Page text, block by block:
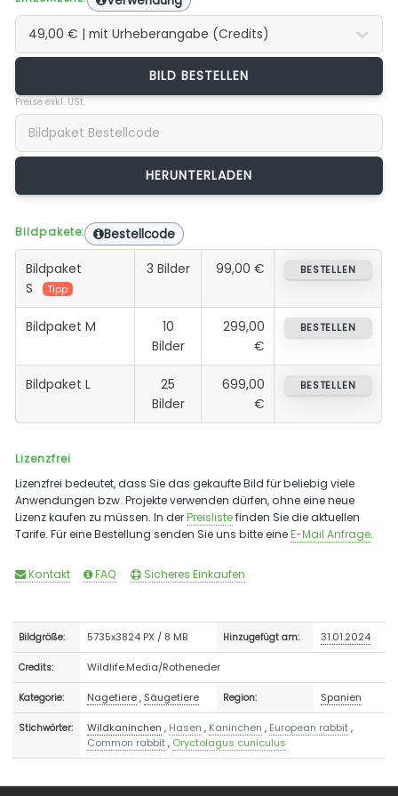
BILD BESTELLEN
Preise exkl. USt.
Bildpakete: Bestellcode
Bildpaket
S
Tipp
3 Bilder 99,00 € BESTELLEN
Bildpaket M
10
Bilder
299,00
€
BESTELLEN
Bildpaket L
25
Bilder
699,00
€
BESTELLEN
Lizenzfrei
Lizenzfrei bedeutet, dass Sie das gekaufte Bild für beliebig viele
Anwendungen bzw. Projekte verwenden dürfen, ohne eine neue
Lizenz kaufen zu müssen. In derPreislistefinden Sie die aktuellen
Tarife. Für eine Bestellung senden Sie uns bitte eineE-Mail Anfrage.
Kontakt FAQ Sicheres Einkaufen
Bildgröße: 5735x3824 PX / 8 MB Hinzugefügt am: 31.01.2024
Credits: Wildlife.Media/Rotheneder
Kategorie: Nagetiere, Säugetiere Region: Spanien
Stichwörter: Wildkaninchen , Hasen , Kaninchen , European rabbit,
Common rabbit, Oryctolagus cuniculus